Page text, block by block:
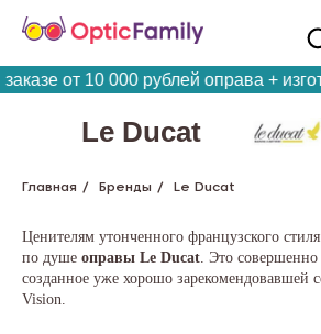
от 10 000 рублей оправа +
Le Ducat
Главная / Бренды / Le Ducat
Ценителям утонченного французского
по душе оправы Le Ducat. Это
созданное уже хорошо зарекомендовавшей
Vision.